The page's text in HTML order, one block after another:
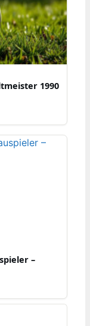
1990
–